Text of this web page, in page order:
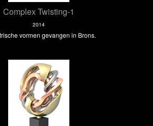
Complex Twisting-1
2014
vormen gevangen in Brons.